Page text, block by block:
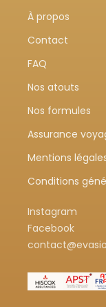
À propos
Contact
FAQ
Nos atouts
Nos formules
Assurance
Mentions
Conditions
Instagram
Facebook